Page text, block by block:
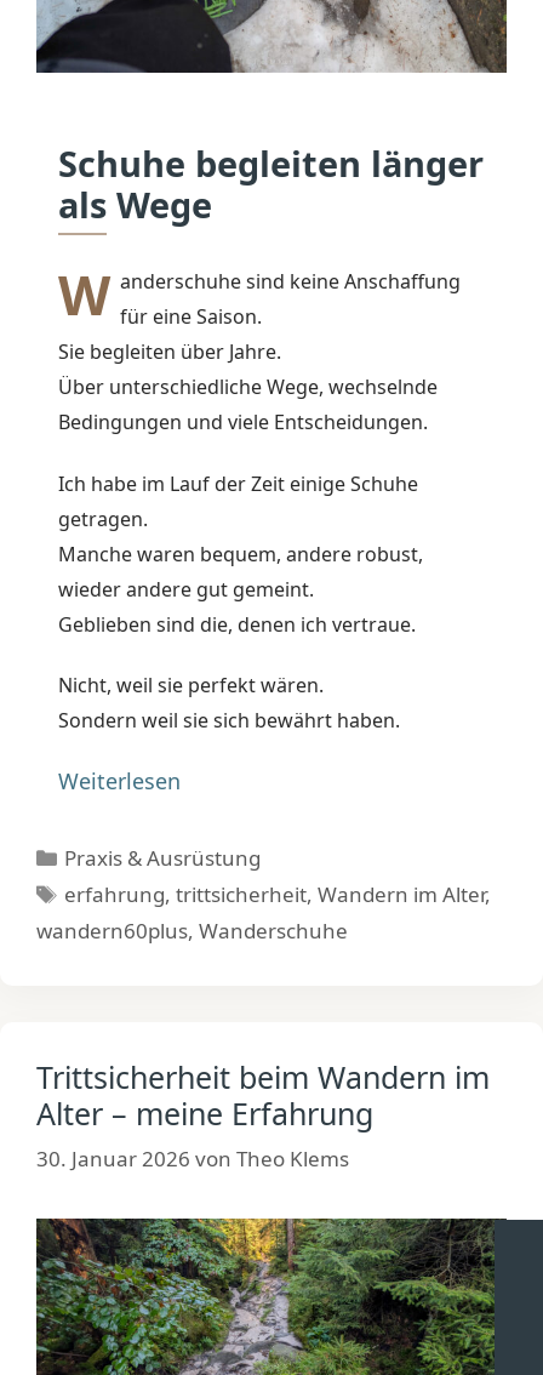
Schuhe begleiten länger
als Wege
W anderschuhe sind keine Anschaffung
für eine Saison.
Sie begleiten über Jahre.
Über unterschiedliche Wege, wechselnde
Bedingungen und viele Entscheidungen.
Ich habe im Lauf der Zeit einige Schuhe
getragen.
Manche waren bequem, andere robust,
wieder andere gut gemeint.
Geblieben sind die, denen ich vertraue.
Nicht, weil sie perfekt wären.
Sondern weil sie sich bewährt haben.
Weiterlesen
Kategorien
Praxis & Ausrüstung
Schlagwörter
erfahrung,trittsicherheit,Wandern im Alter,
wandern60plus, Wanderschuhe
Trittsicherheit beim Wandern im
Alter – meine Erfahrung
30. Januar 2026 von Theo Klems